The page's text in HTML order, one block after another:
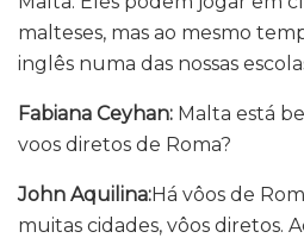
malteses, mas ao mesmo
inglês numa das nossas
Fabiana Ceyhan: Malta está
voos diretos de Roma?
John Aquilina:Há vôos de
muitas cidades, vôos diretos.